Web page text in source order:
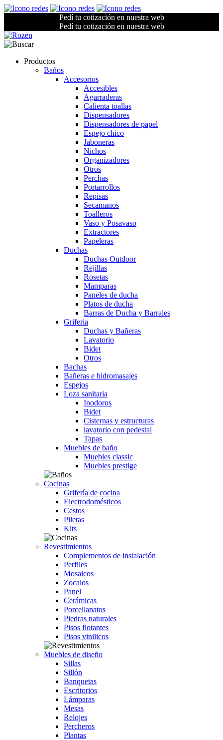
Pedí tu cotización en nuestra web
Pedí tu cotización en nuestra web
Productos
Baños
Accesorios
Accesibles
Agarraderas
Calienta toallas
Dispensadores
Dispensadores de papel
Espejo chico
Jaboneras
Nichos
Organizadores
Otros
Perchas
Portarrollos
Repisas
Secamanos
Toalleros
Vaso y Posavaso
Extractores
Papeleras
Duchas
Duchas Outdoor
Rejillas
Rosetas
Mamparas
Paneles de ducha
Platos de ducha
Barras de Ducha y Barrales
Griferia
Duchas y Bañeras
Lavatorio
Bidet
Otros
Bachas
Bañeras e hidromasajes
Espejos
Loza sanitaria
Inodoros
Bidet
Cisternas y estructuras
lavatorio con pedestal
Tapas
Muebles de baño
Muebles classic
Muebles prestige
Cocinas
Grifería de cocina
Electrodomésticos
Cestos
Piletas
Kits
Revestimientos
Complementos de instalación
Perfiles
Mosaicos
Zocalos
Panel
Cerámicas
Porcellanatos
Piedras naturales
Pisos flotantes
Pisos vinilicos
Muebles de diseño
Sillas
Sillón
Banquetas
Escritorios
Lámparas
Mesas
Relojes
Percheros
Plantas